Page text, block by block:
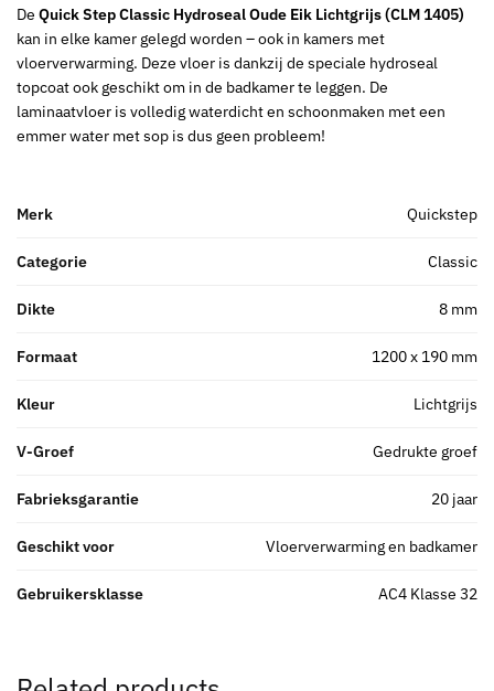
De Quick Step Classic Hydroseal Oude Eik Lichtgrijs (CLM 1405)
kan in elke kamer gelegd worden – ook in kamers met
vloerverwarming. Deze vloer is dankzij de speciale hydroseal
topcoat ook geschikt om in de badkamer te leggen. De
laminaatvloer is volledig waterdicht en schoonmaken met een
emmer water met sop is dus geen probleem!
Merk Quickstep
Categorie Classic
Dikte 8 mm
Formaat 1200 x 190 mm
Kleur Lichtgrijs
V-Groef Gedrukte groef
Fabrieksgarantie 20 jaar
Geschikt voor Vloerverwarming en badkamer
Gebruikersklasse AC4 Klasse 32